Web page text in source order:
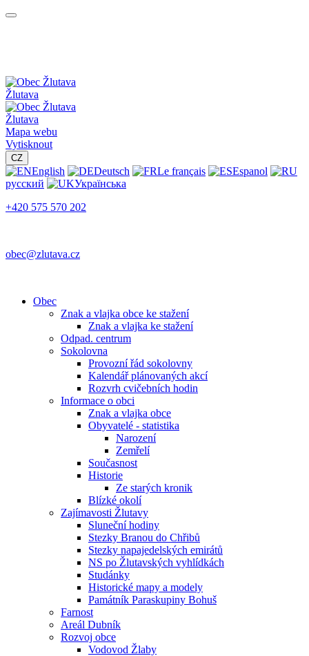
Žlutava
Žlutava
Mapa webu
Vytisknout
CZ
English Deutsch Le français
Espanol
русский
Українська
+420 575 570 202
obec@zlutava.cz
Obec
Znak a vlajka obce ke stažení
Znak a vlajka ke stažení
Odpad. centrum
Sokolovna
Provozní řád sokolovny
Kalendář plánovaných akcí
Rozvrh cvičebních hodin
Informace o obci
Znak a vlajka obce
Obyvatelé - statistika
Narození
Zemřelí
Současnost
Historie
Ze starých kronik
Blízké okolí
Zajímavosti Žlutavy
Sluneční hodiny
Stezky Branou do Chřibů
Stezky napajedelských emirátů
NS po Žlutavských vyhlídkách
Studánky
Historické mapy a modely
Památník Paraskupiny Bohuš
Farnost
Areál Dubník
Rozvoj obce
Vodovod Žlaby